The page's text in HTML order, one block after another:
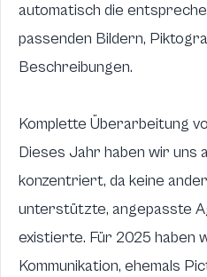
automatisch die
passenden Bildern,
Beschreibungen.
Komplette Überarbeitung
Dieses Jahr haben wir uns
konzentriert, da keine
unterstützte, angepasste
existierte. Für 2025 haben
Kommunikation, ehemals